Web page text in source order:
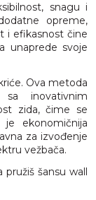
snagu i
opreme,
i efikasnost čine
unaprede svoje
Ova metoda
sa inovativnim
zida, čime se
ekonomičnija
za izvođenje
vežbača.
šansu wall